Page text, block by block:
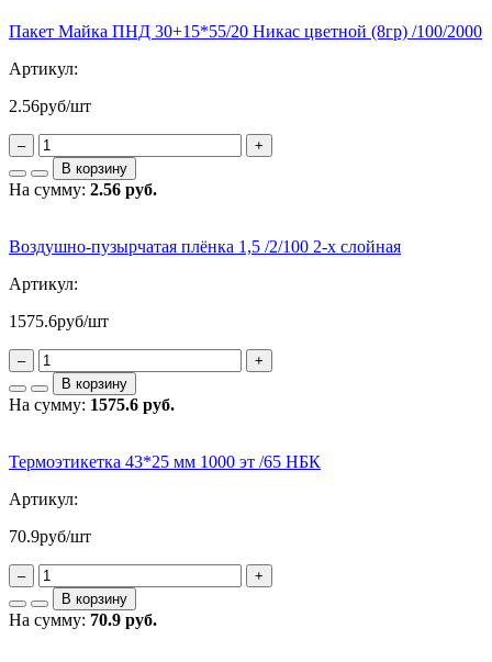
Пакет Майка ПНД 30+15*55/20 Никас цветной (8гр) /100/2000
Артикул:
2.56руб/шт
–
+
В корзину
На сумму: 2.56 руб.
Воздушно-пузырчатая плёнка 1,5 /2/100 2-х слойная
Артикул:
1575.6руб/шт
–
+
В корзину
На сумму: 1575.6 руб.
Термоэтикетка 43*25 мм 1000 эт /65 НБК
Артикул:
70.9руб/шт
–
+
В корзину
На сумму: 70.9 руб.